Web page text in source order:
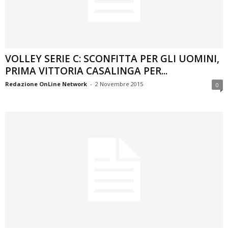
VOLLEY SERIE C: SCONFITTA PER GLI UOMINI,
PRIMA VITTORIA CASALINGA PER...
Redazione OnLine Network - 2 Novembre 2015 0